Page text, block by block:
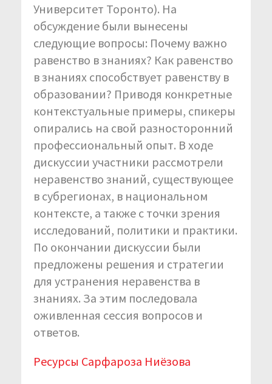
Университет Торонто). На
обсуждение были вынесены
следующие вопросы: Почему важно
равенство в знаниях? Как равенство
в знаниях способствует равенству в
образовании? Приводя конкретные
контекстуальные примеры, спикеры
опирались на свой разносторонний
профессиональный опыт. В ходе
дискуссии участники рассмотрели
неравенство знаний, существующее
в субрегионах, в национальном
контексте, а также с точки зрения
исследований, политики и практики.
По окончании дискуссии были
предложены решения и стратегии
для устранения неравенства в
знаниях. За этим последовала
оживленная сессия вопросов и
ответов.
Ресурсы Сарфароза Ниёзова